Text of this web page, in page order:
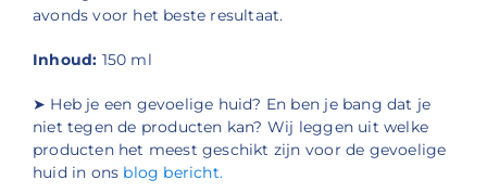
avonds voor het beste resultaat.
Inhoud: 150 ml
➤ Heb je een gevoelige huid? En ben je bang dat je
niet tegen de producten kan? Wij leggen uit welke
producten het meest geschikt zijn voor de gevoelige
huid in ons blog bericht.